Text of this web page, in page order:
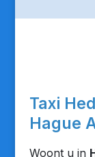
Taxi
Hague
Woont u in